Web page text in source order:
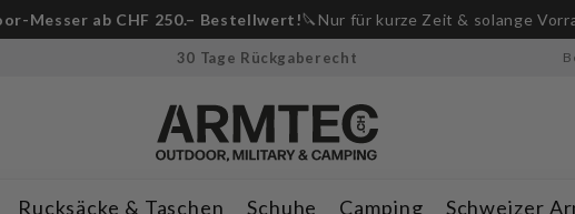
Messer ab CHF 250.– Bestellwert!🔪Nur für kurze Zeit & solange
30 Tage Rückgaberecht
Rucksäcke & Taschen Schuhe Camping Schweizer